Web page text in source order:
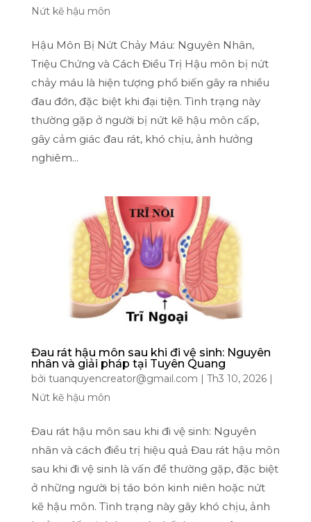
Nứt kẽ hậu môn
Hậu Môn Bị Nứt Chảy Máu: Nguyên Nhân,
Triệu Chứng và Cách Điều Trị Hậu môn bị nứt
chảy máu là hiện tượng phổ biến gây ra nhiều
đau đớn, đặc biệt khi đại tiện. Tình trạng này
thường gặp ở người bị nứt kẽ hậu môn cấp,
gây cảm giác đau rát, khó chịu, ảnh hưởng
nghiêm...
Đau rát hậu môn sau khi đi vệ sinh: Nguyên
nhân và giải pháp tại Tuyên Quang
bởi tuanquyencreator@gmail.com Th3 10, 2026|
Nứt kẽ hậu môn
Đau rát hậu môn sau khi đi vệ sinh: Nguyên
nhân và cách điều trị hiệu quả Đau rát hậu môn
sau khi đi vệ sinh là vấn đề thường gặp, đặc biệt
ở những người bị táo bón kinh niên hoặc nứt
kẽ hậu môn. Tình trạng này gây khó chịu, ảnh